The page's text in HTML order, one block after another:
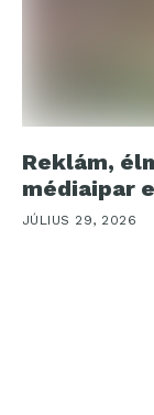
Reklám,
médiaipar
JÚLIUS 29, 2026